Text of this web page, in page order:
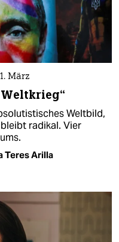
März
Weltbild,
radikal. Vier
Teres Arilla